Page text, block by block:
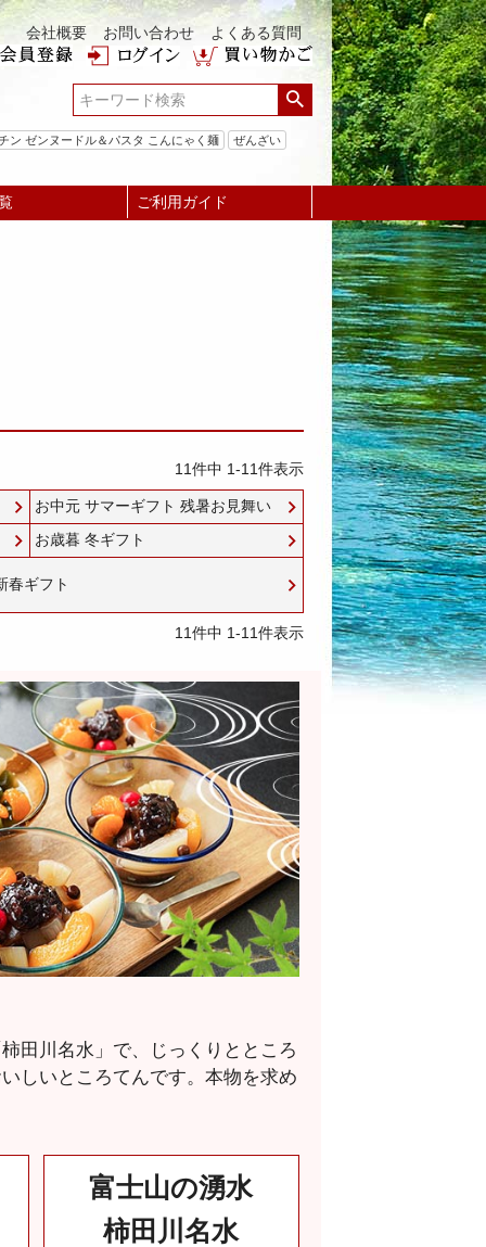
会社概要 お問い合わせ よくある質問
ン ゼンヌードル＆パスタ こんにゃく麺
ぜんざい
ご利用ガイド
11件中 1-11件表示
お中元 サマーギフト 残暑お見舞い
お歳暮 冬ギフト
春ギフト
11件中 1-11件表示
田川名水」で、じっくりとところ
しいところてんです。本物を求め
富士山の湧水
柿田川名水